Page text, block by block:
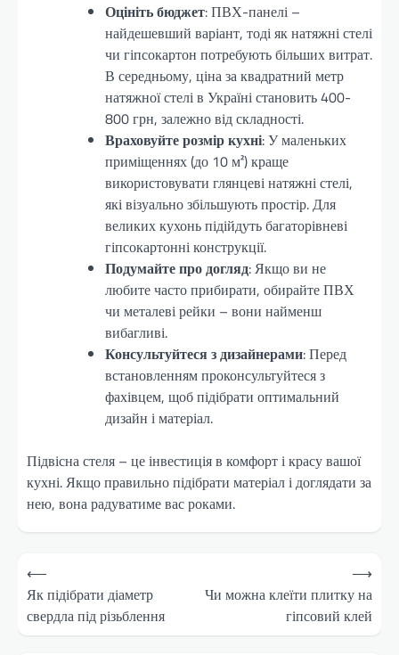
Оцініть бюджет: ПВХ-панелі –
найдешевший варіант, тоді як натяжні стелі
чи гіпсокартон потребують більших витрат.
В середньому, ціна за квадратний метр
натяжної стелі в Україні становить 400-
800 грн, залежно від складності.
Враховуйте розмір кухні: У маленьких
приміщеннях (до 10 м²) краще
використовувати глянцеві натяжні стелі,
які візуально збільшують простір. Для
великих кухонь підійдуть багаторівневі
гіпсокартонні конструкції.
Подумайте про догляд: Якщо ви не
любите часто прибирати, обирайте ПВХ
чи металеві рейки – вони найменш
вибагливі.
Консультуйтеся з дизайнерами: Перед
встановленням проконсультуйтеся з
фахівцем, щоб підібрати оптимальний
дизайн і матеріал.
Підвісна стеля – це інвестиція в комфорт і красу вашої
кухні. Якщо правильно підібрати матеріал і доглядати за
нею, вона радуватиме вас роками.
Навігація
записів
⟵
Як підібрати діаметр
свердла під різьблення
Чи можна клеїти плитку на
гіпсовий клей
⟶